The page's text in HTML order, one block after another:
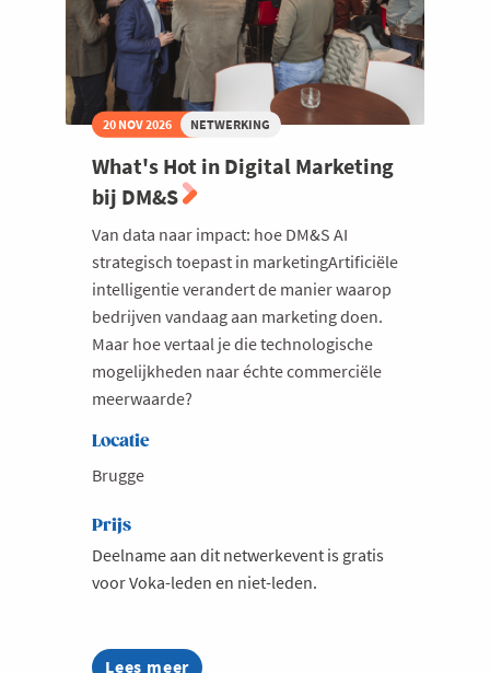
20 NOV 2026 NETWERKING
What's Hot in Digital Marketing
bij DM&S
Van data naar impact: hoe DM&S AI
strategisch toepast in marketingArtificiële
intelligentie verandert de manier waarop
bedrijven vandaag aan marketing doen.
Maar hoe vertaal je die technologische
mogelijkheden naar échte commerciële
meerwaarde?
Locatie
Brugge
Prijs
Deelname aan dit netwerkevent is gratis
voor Voka-leden en niet-leden.
Lees meer
about